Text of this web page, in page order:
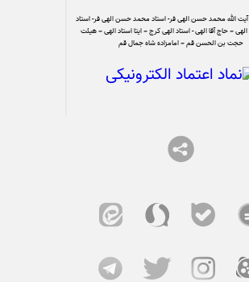
آیت الله محمد حسن الهی فر- استاد محمد حسن الهی فر- استاد
– حاج آقا الهی - استاد الهی کرج – ایتا استاد الهی – هیئت
حجت بن الحسن قم – امامزاده شاه جمال قم